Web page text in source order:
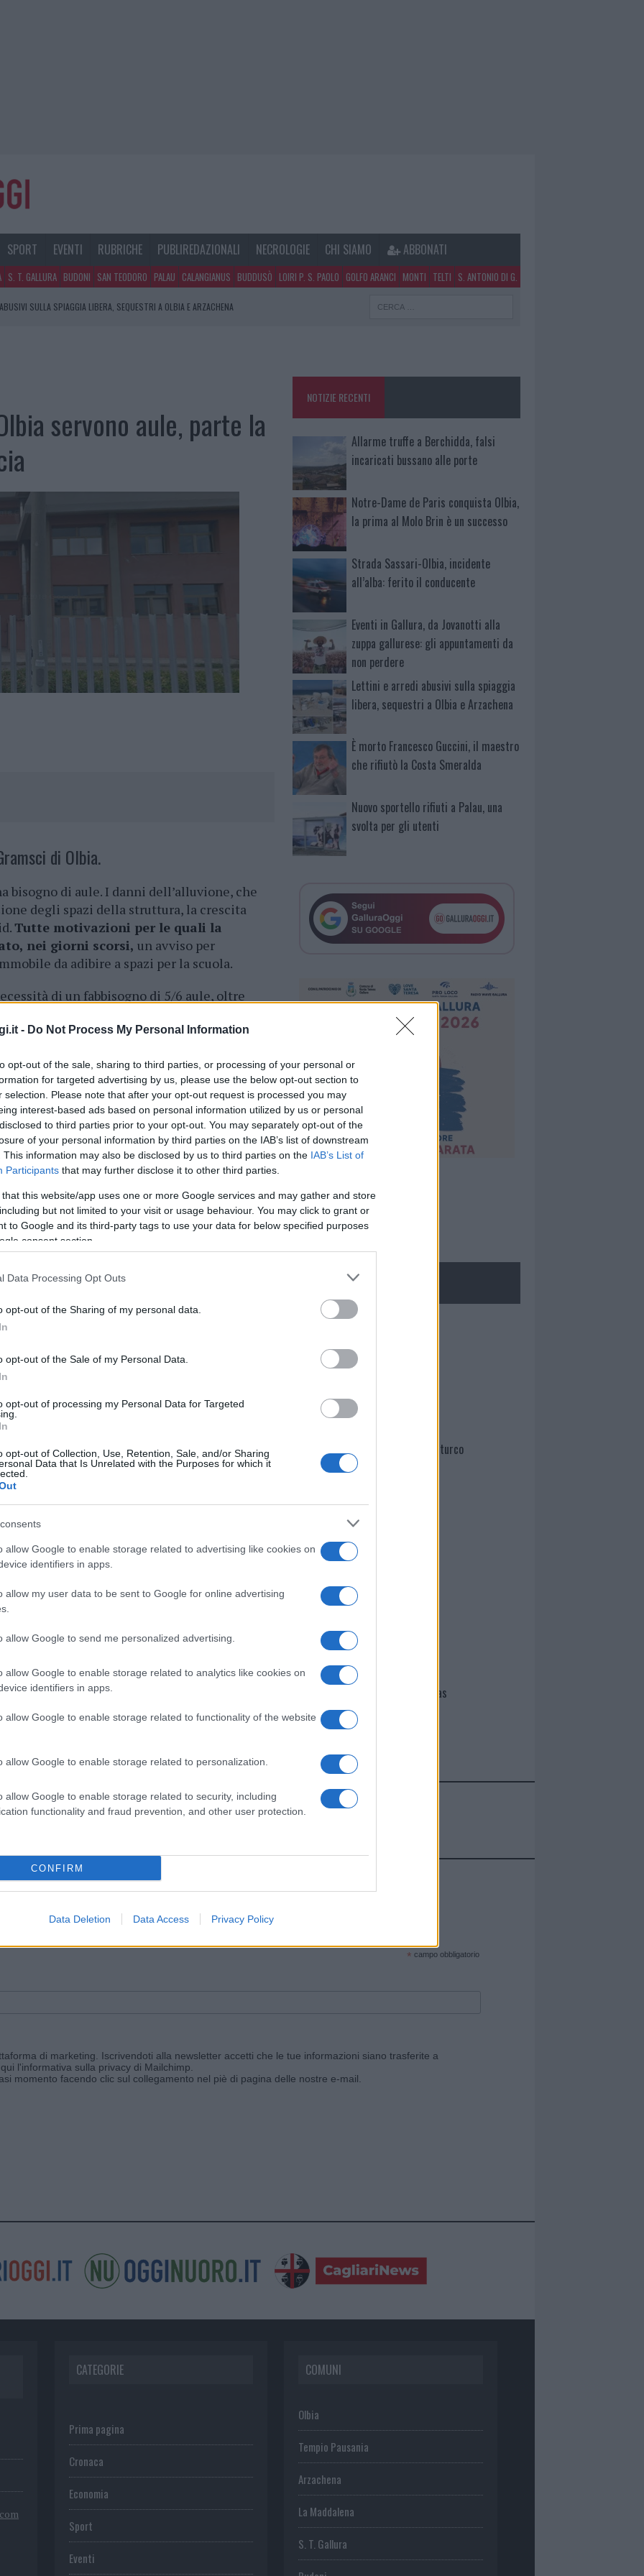
- Do Not Process My Personal Information
opt-out of the sale, sharing to third parties, or processing of your personal or
for targeted advertising by us, please use the below opt-out section to
selection. Please note that after your opt-out request is processed you may
interest-based ads based on personal information utilized by us or personal
to third parties prior to your opt-out. You may separately opt-out of the
of your personal information by third parties on the IAB’s list of downstream
This information may also be disclosed by us to third parties on the IAB’s List of
Participants that may further disclose it to other third parties.
that this website/app uses one or more Google services and may gather and store
but not limited to your visit or usage behaviour. You may click to grant or
to Google and its third-party tags to use your data for below specified purposes
consent section.
Data Processing Opt Outs
opt-out of the Sharing of my personal data.
opt-out of the Sale of my Personal Data.
opt-out of processing my Personal Data for Targeted
opt-out of Collection, Use, Retention, Sale, and/or Sharing
Data that Is Unrelated with the Purposes for which it
allow Google to enable storage related to advertising like cookies on
identifiers in apps.
allow my user data to be sent to Google for online advertising
allow Google to send me personalized advertising.
allow Google to enable storage related to analytics like cookies on
identifiers in apps.
allow Google to enable storage related to functionality of the website
allow Google to enable storage related to personalization.
allow Google to enable storage related to security, including
functionality and fraud prevention, and other user protection.
CONFIRM
Data Deletion Data Access Privacy Policy
SPORT EVENTI RUBRICHE PUBLIREDAZIONALI NECROLOGIE CHI SIAMO ABBONATI
S. T. GALLURA BUDONI SAN TEODORO PALAU CALANGIANUS BUDDUSÒ LOIRI P. S. PAOLO GOLFO ARANCI MONTI TELTI S. ANTONIO DI G.
SULLA SPIAGGIA LIBERA, SEQUESTRI A OLBIA E ARZACHENA
servono aule, parte la
di Olbia.
bisogno di aule. I danni dell’alluvione, che
degli spazi della struttura, la crescita
Tutte motivazioni per le quali la
nei giorni scorsi, un avviso per
da adibire a spazi per la scuola.
di un fabbisogno di 5/6 aule, oltre
per una superficie minima di 500
orientativo (soggetto a ribasso) è di euro
deve possedere caratteristiche adeguate
le aule, WC, spazi e ambienti accessori tali
Le aule dovranno essere di 50 metri
già edificati o in corso di costruzione,
i casi, adeguamenti per
richieste. Insomma,come già fatto in
per arginare la carenza di spazi delle
in più del coronavirus.
cliccandoqui
nella sezione
Prossimo articolo
NOTIZIE RECENTI
Allarme truffe a Berchidda, falsi
incaricati bussano alle porte
Notre-Dame de Paris conquista Olbia,
la prima al Molo Brin è un successo
Strada Sassari-Olbia, incidente
all’alba: ferito il conducente
Eventi in Gallura, da Jovanotti alla
zuppa gallurese: gli appuntamenti da
non perdere
Lettini e arredi abusivi sulla spiaggia
libera, sequestri a Olbia e Arzachena
È morto Francesco Guccini, il maestro
che rifiutò la Costa Smeralda
Nuovo sportello rifiuti a Palau, una
svolta per gli utenti
NECROLOGIE
Martina Agostina Diturco
I nostri cari
I nostri cari
Giovannimaria Cabras
Invia un Comunicato Stampa|Pubblicità|Segnala
e ricevi le nostre email periodiche contenenti le ultime notizie pubblicate sul sito web!
* campo obbligatorio
di marketing. Iscrivendoti alla newsletter accetti che le tue informazioni siano trasferite a
l'informativa sulla privacy di Mailchimp
momento facendo clic sul collegamento nel piè di pagina delle nostre e-mail.
CATEGORIE
Prima pagina
Cronaca
Economia
Sport
Eventi
COMUNI
Olbia
Tempio Pausania
Arzachena
La Maddalena
S. T. Gallura